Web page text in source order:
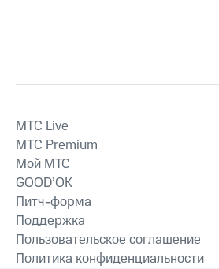
MTС Live
MTС Premium
Мой МТС
GOOD’OK
Питч-форма
Поддержка
Пользовательское соглашение
Политика конфиденциальности